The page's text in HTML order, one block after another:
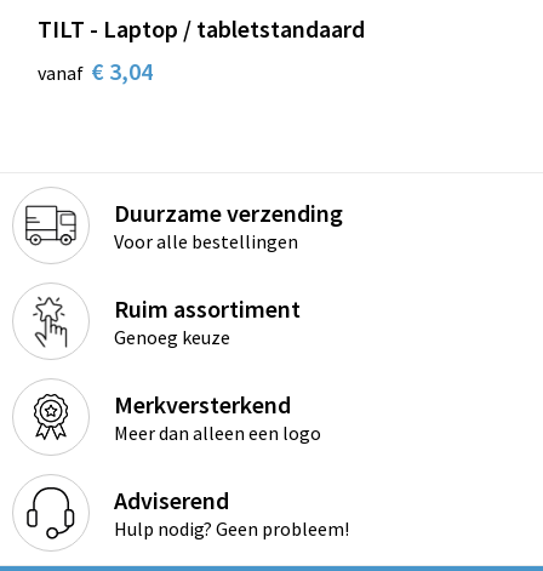
TILT - Laptop / tabletstandaard
vanaf € 3,04
Duurzame verzending
Voor alle bestellingen
Ruim assortiment
Genoeg keuze
Merkversterkend
Meer dan alleen een logo
Adviserend
Hulp nodig? Geen probleem!